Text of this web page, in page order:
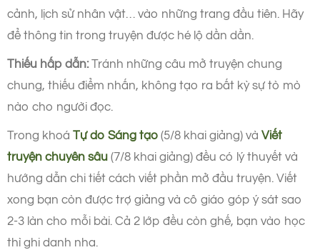
cảnh, lịch sử nhân vật… vào những trang đầu tiên. Hãy
để thông tin trong truyện được hé lộ dần dần.
Thiếu hấp dẫn:Tránh những câu mở truyện chung
chung, thiếu điểm nhấn, không tạo ra bất kỳ sự tò mò
nào cho người đọc.
Trong khoá Tự do Sáng tạo (5/8 khai giảng) và Viết
truyện chuyên sâu (7/8 khai giảng) đều có lý thuyết và
hướng dẫn chi tiết cách viết phần mở đầu truyện. Viết
xong bạn còn được trợ giảng và cô giáo góp ý sát sao
2-3 làn cho mỗi bài. Cả 2 lớp đều còn ghế, bạn vào học
thì ghi danh nha.